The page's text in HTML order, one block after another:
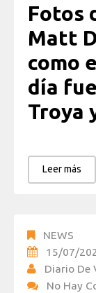
Fotos
Matt
como
día
Troya
Leer más
NEWS
15/07/
Diario De
No Hay